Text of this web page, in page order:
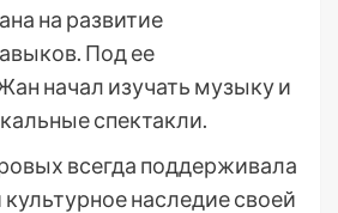
на развитие
Под ее
начал изучать музыку и
спектакли.
всегда поддерживала
наследие своей